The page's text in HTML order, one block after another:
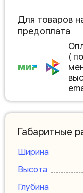
Для товаров
предоплата
(
Габаритные
Ширина
Высота
Глубина